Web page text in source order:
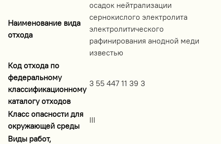
Наименование вида
отхода
осадок нейтрализации
сернокислого электролита
электролитического
рафинирования анодной меди
известью
Код отхода по
федеральному
классификационному
каталогу отходов
3 55 447 11 39 3
Класс опасности для
окружающей среды
III
Виды работ,